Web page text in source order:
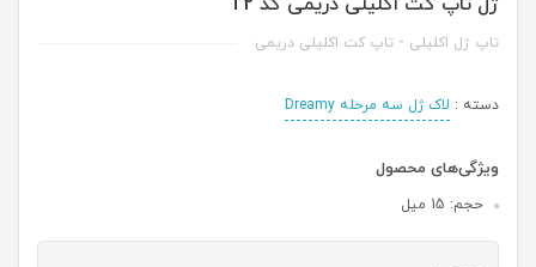
تاپ ژل اکلیلی - تاپ کت اکلیلی دریمی
دسته : لاک ژل سه مرحله Dreamy
ویژگی‌های محصول
حجم: 15 میل